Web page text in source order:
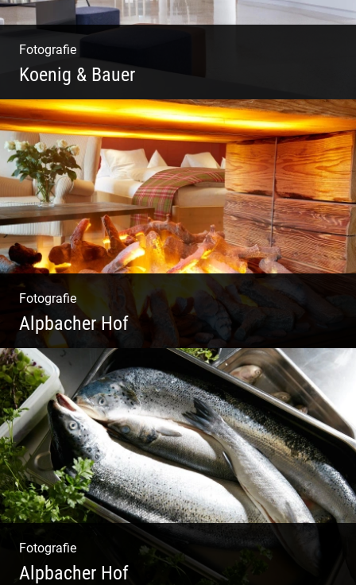
Fotografie
Koenig & Bauer
Moderne Architektur | Offen & Futuristisch |
Foyer Gestaltung | Weite Räume
Fotografie
Alpbacher Hof
Liebevolles Design | Moderne Zimmer |
Luxuriöser Spa | Alpiner Stil
Fotografie
Alpbacher Hof